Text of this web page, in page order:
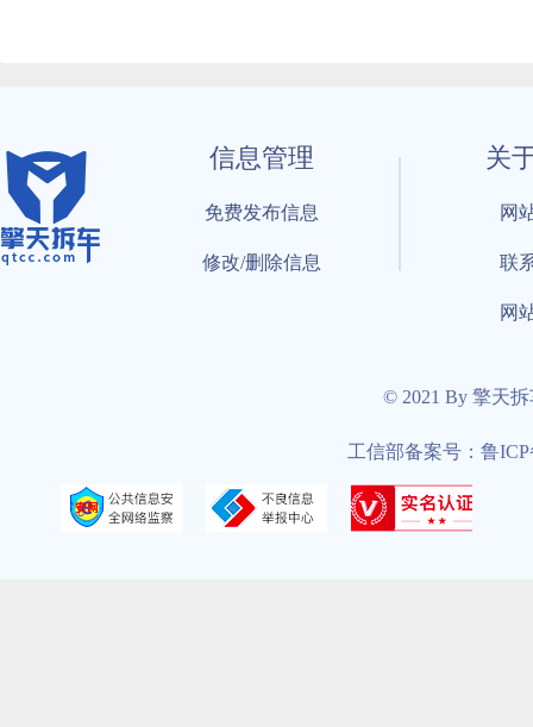
信息管理
免费发布信息
修改/删除信息
关
网
联
网
© 2021 By 擎天
工信部备案号：鲁